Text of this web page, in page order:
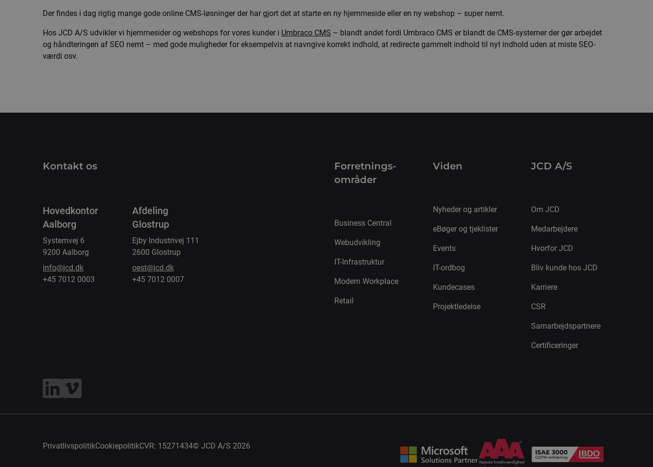
Der findes i dag rigtig mange gode online CMS-løsninger der har gjort det at starte en ny hjemmeside eller en ny webshop – super nemt.
Hos JCD A/S udvikler vi hjemmesider og webshops for vores kunder i Umbraco CMS – blandt andet fordi Umbraco CMS er blandt de CMS-systemer der gør arbejdet
og håndteringen af SEO nemt – med gode muligheder for eksempelvis at navngive korrekt indhold, at redirecte gammelt indhold til nyt indhold uden at miste SEO-
værdi osv.
Kontakt os
Hovedkontor
Aalborg
Systemvej 6
9200 Aalborg
info@jcd.dk
+45 7012 0003
Afdeling
Glostrup
Ejby Industrivej 111
2600 Glostrup
oest@jcd.dk
+45 7012 0007
Forretnings­
områder
Business Central
Webudvikling
IT-Infrastruktur
Modern Workplace
Retail
Viden
Nyheder og artikler
eBøger og tjeklister
Events
IT-ordbog
Kundecases
Projektledelse
JCD A/S
Om JCD
Medarbejdere
Hvorfor JCD
Bliv kunde hos JCD
Karriere
CSR
Samarbejdspartnere
Certificeringer
PrivatlivspolitikCookiepolitikCVR: 15271434© JCD A/S 2026